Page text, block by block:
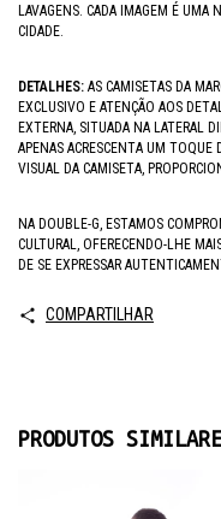
LAVAGENS. CADA IMAGEM É UMA
CIDADE.
DETALHES: AS CAMISETAS DA
EXCLUSIVO E ATENÇÃO AOS
EXTERNA, SITUADA NA LATERAL
APENAS ACRESCENTA UM
VISUAL DA CAMISETA,
NA DOUBLE-G, ESTAMOS
CULTURAL, OFERECENDO-LHE
DE SE EXPRESSAR
COMPARTILHAR
PRODUTOS